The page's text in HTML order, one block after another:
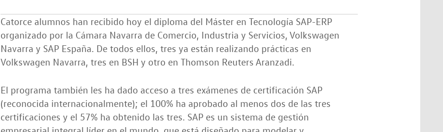
Catorce alumnos han recibido hoy el diploma del Máster en Tecnología SAP-ERP
organizado por la Cámara Navarra de Comercio, Industria y Servicios, Volkswagen
Navarra y SAP España. De todos ellos, tres ya están realizando prácticas en
Volkswagen Navarra, tres en BSH y otro en Thomson Reuters Aranzadi.
El programa también les ha dado acceso a tres exámenes de certificación SAP
(reconocida internacionalmente); el 100% ha aprobado al menos dos de las tres
certificaciones y el 57% ha obtenido las tres. SAP es un sistema de gestión